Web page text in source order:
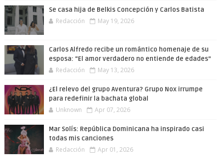
Se casa hija de Belkis Concepción y Carlos Batista
Redacción May 19, 2026
Carlos Alfredo recibe un romántico homenaje de su
esposa: “El amor verdadero no entiende de edades”
Redacción May 13, 2026
¿El relevo del grupo Aventura? Grupo Nox irrumpe
para redefinir la bachata global
Unknown Apr 07, 2026
Mar Solís: República Dominicana ha inspirado casi
todas mis canciones
Redacción Apr 01, 2026